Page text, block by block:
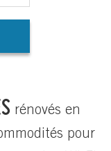
rénovés en
pour